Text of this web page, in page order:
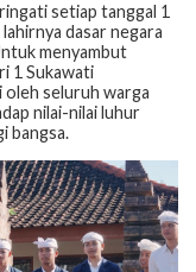
setiap tanggal 1
dasar negara
menyambut
1 Sukawati
oleh seluruh warga
nilai-nilai luhur
bangsa.